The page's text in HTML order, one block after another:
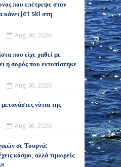
που επέτρεψε στον
κάνει jet ski στη
Aug 06, 2026
που είχε χαθεί με
η σορός που εντοπίστηκε
Aug 06, 2026
νότια της
Aug 06, 2026
σε Τουρνά:
κόσμο, αλλά τιμωρείς